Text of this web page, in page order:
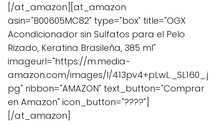
[/at_amazon][at_amazon
asin="B00605MC82" type="box" title="OGX
Acondicionador sin Sulfatos para el Pelo
Rizado, Keratina Brasileña, 385 ml"
imageurl="https://m.media-
amazon.com/images/I/413pv4+pLwL._SL160_.j
pg" ribbon="AMAZON" text_button="Comprar
en Amazon" icon_button="????"]
[/at_amazon]